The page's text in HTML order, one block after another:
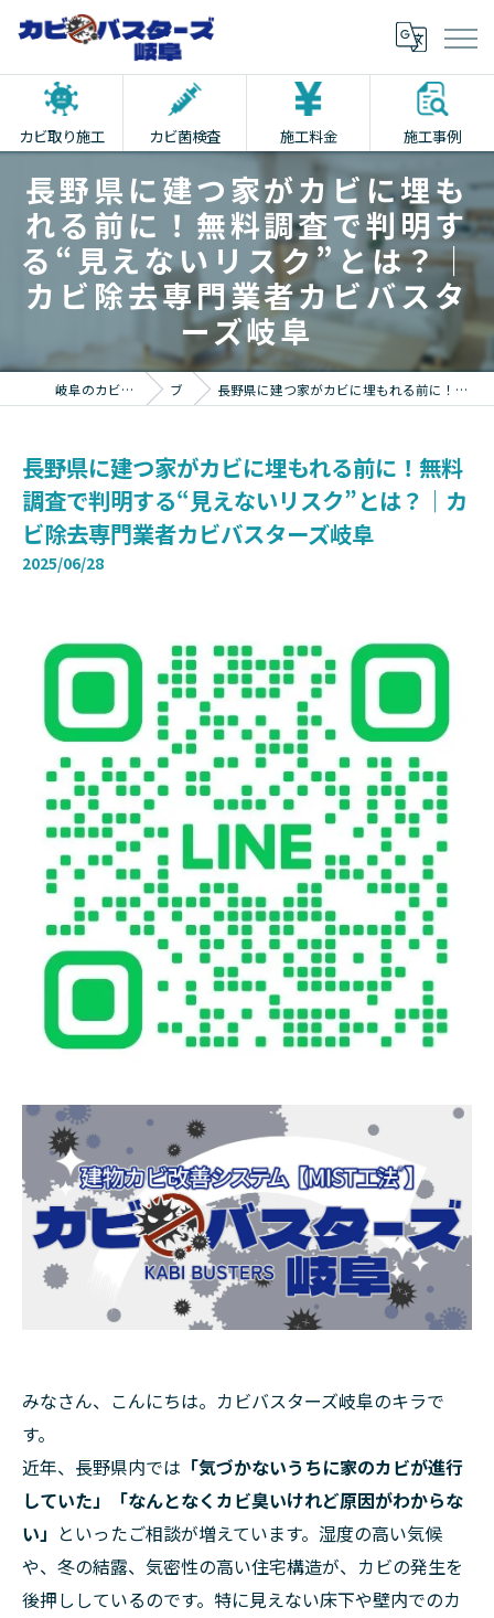
カビ取り施工 カビ菌検査 施工料金 施工事例
長野県に建つ家がカビに埋も
れる前に！無料調査で判明す
る“見えないリスク”とは？｜
カビ除去専門業者カビバスタ
ーズ岐阜
岐阜のカビ取りならカビバスターズ岐阜 ブログ 長野県に建つ家がカビに埋もれる前に！無料調査で判明する“見えないリスク”とは？｜カビ除去専門業者カビバスターズ岐阜
長野県に建つ家がカビに埋もれる前に！無料
調査で判明する“見えないリスク”とは？｜カ
ビ除去専門業者カビバスターズ岐阜
2025/06/28
みなさん、こんにちは。カビバスターズ岐阜のキラで
す。
近年、長野県内では 「気づかないうちに家のカビが進行
していた」「なんとなくカビ臭いけれど原因がわからな
い」 といったご相談が増えています。湿度の高い気候
や、冬の結露、気密性の高い住宅構造が、カビの発生を
後押ししているのです。特に見えない床下や壁内でのカ